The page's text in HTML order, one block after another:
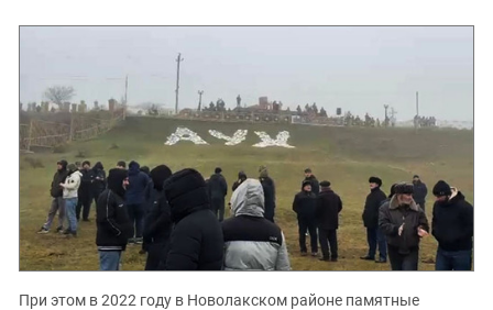
При этом в 2022 году в Новолакском районе памятные